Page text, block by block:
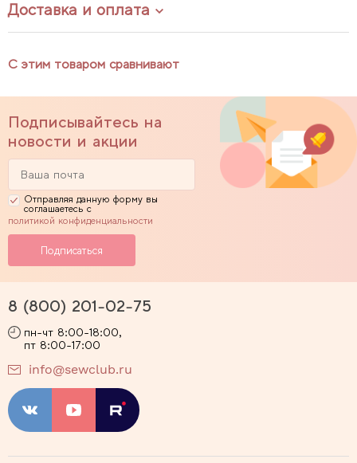
Доставка и оплата
С этим товаром сравнивают
Подписывайтесь на
новости и акции
Отправляя данную форму вы
соглашаетесь с
политикой конфиденциальности
8 (800) 201-02-75
пн-чт 8:00-18:00,
пт 8:00-17:00
info@sewclub.ru